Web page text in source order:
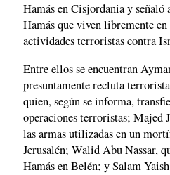
Hamás en Cisjordania y señaló
Hamás que viven libremente
actividades terroristas contra
Entre ellos se encuentran
presuntamente recluta
quien, según se informa,
operaciones terroristas; Majed
las armas utilizadas en un
Jerusalén; Walid Abu Nassar,
Hamás en Belén; y Salam